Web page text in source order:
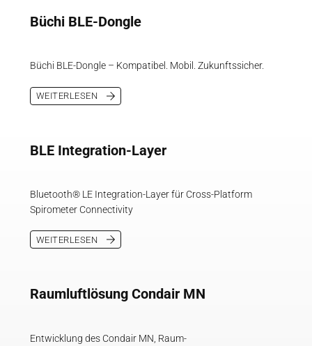
Büchi BLE-Dongle
Büchi BLE-Dongle – Kompatibel. Mobil. Zukunftssicher.
WEITERLESEN
BLE Integration-Layer
Bluetooth® LE Integration-Layer für Cross-Platform
Spirometer Connectivity
WEITERLESEN
Raumluftlösung Condair MN
Entwicklung des Condair MN, Raum-